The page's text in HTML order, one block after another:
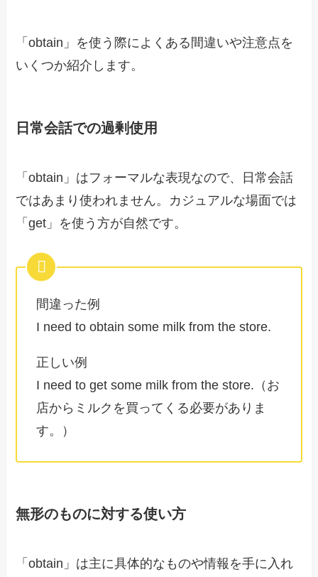
「obtain」を使う際によくある間違いや注意点を
いくつか紹介します。
日常会話での過剰使用
「obtain」はフォーマルな表現なので、日常会話
ではあまり使われません。カジュアルな場面では
「get」を使う方が自然です。
間違った例
I need to obtain some milk from the store.
正しい例
I need to get some milk from the store.（お
店からミルクを買ってくる必要がありま
す。）
無形のものに対する使い方
「obtain」は主に具体的なものや情報を手に入れ